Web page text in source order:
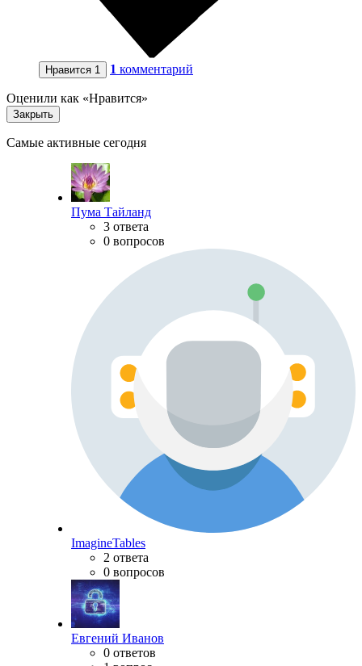
Нравится 1 1 комментарий
Оценили как «Нравится»
Закрыть
Самые активные сегодня
Пума Тайланд
3 ответа
0 вопросов
ImagineTables
2 ответа
0 вопросов
Евгений Иванов
0 ответов